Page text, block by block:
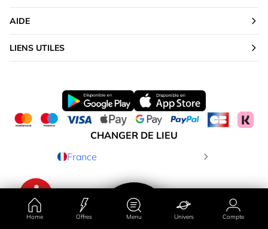
Home Offres Menu Univers Compte
AIDE
LIENS UTILES
CHANGER DE LIEU
France